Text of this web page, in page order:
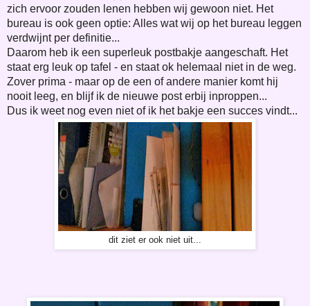
zich ervoor zouden lenen hebben wij gewoon niet. Het
bureau is ook geen optie: Alles wat wij op het bureau leggen
verdwijnt per definitie...
Daarom heb ik een superleuk postbakje aangeschaft. Het
staat erg leuk op tafel - en staat ok helemaal niet in de weg.
Zover prima - maar op de een of andere manier komt hij
nooit leeg, en blijf ik de nieuwe post erbij inproppen...
Dus ik weet nog even niet of ik het bakje een succes vindt...
dit ziet er ook niet uit...